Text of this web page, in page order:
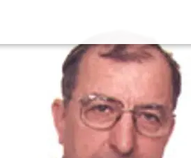
Nezbytně nutné soubory cookie umožňují základní
Provider /